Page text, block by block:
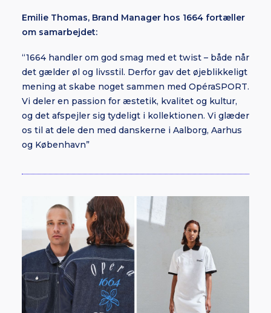
Emilie Thomas, Brand Manager hos 1664 fortæller
om samarbejdet:
“1664 handler om god smag med et twist – både når
det gælder øl og livsstil. Derfor gav det øjeblikkeligt
mening at skabe noget sammen med OpéraSPORT.
Vi deler en passion for æstetik, kvalitet og kultur,
og det afspejler sig tydeligt i kollektionen. Vi glæder
os til at dele den med danskerne i Aalborg, Aarhus
og København”